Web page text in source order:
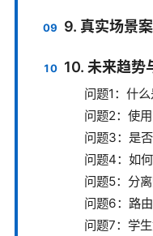
9. 真实场景
10. 未来趋势
问题1：什
问题2：使
问题3：是
问题4：如
问题5：分
问题6：路
问题7：学